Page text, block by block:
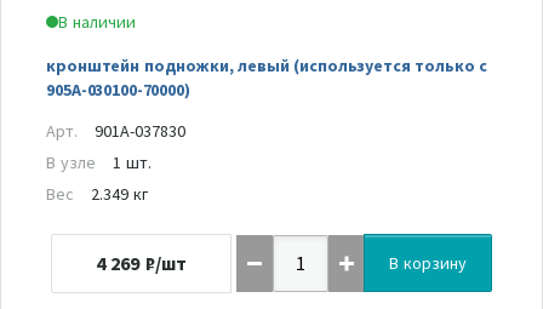
В наличии
кронштейн подножки, левый (используется только с
905A-030100-70000)
Арт.
901A-037830
В узле
1 шт.
Вес
2.349 кг
4 269 ₽/шт В корзину